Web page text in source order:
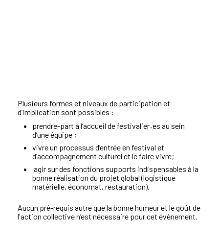
Plusieurs formes et niveaux de participation et
d’implication sont possibles :
prendre-part à l’accueil de festivalier·es au sein
d’une équipe ;
vivre un processus d’entréeen festival et
d’accompagnement culturel et le faire vivre;
agir sur des fonctions supports indispensables à la
bonneréalisation du projet global (logistique
matérielle, économat, restauration).
Aucun pré-requis autre que la bonne humeur et le goût de
l'action collective n’est nécessaire pour cet évènement.